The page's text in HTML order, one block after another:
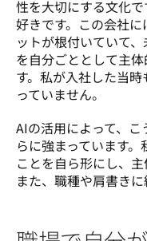
性を大切にする文化
好きです。この会社
ットが根付いていて
を自分ごととして主
す。私が入社した当
っていません。
AIの活用によって、
らに強まっています
ことを自ら形にし、
また、職種や肩書き